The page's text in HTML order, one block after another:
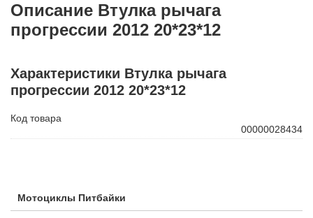
Мотоциклы Питбайки
Описание Втулка рычага
прогрессии 2012 20*23*12
Характеристики Втулка рычага
прогрессии 2012 20*23*12
Код товара
00000028434